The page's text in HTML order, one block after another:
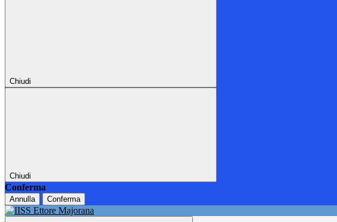
Chiudi
Chiudi
Conferma
Annulla Conferma